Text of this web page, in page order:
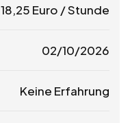
18,25 Euro / Stunde
02/10/2026
Keine Erfahrung